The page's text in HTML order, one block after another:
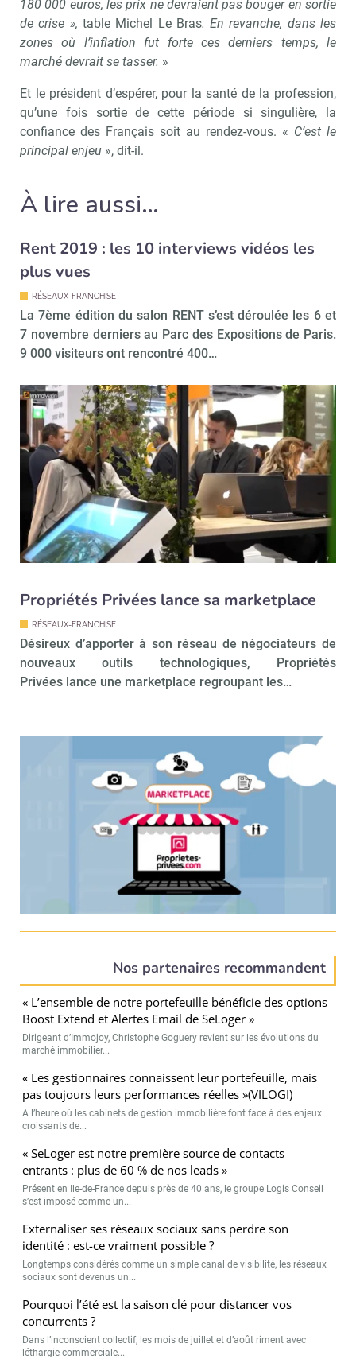
180 000 euros, les prix ne devraient pas bouger en sortie
de crise », table Michel Le Bras. En revanche, dans les
zones où l’inflation fut forte ces derniers temps, le
marché devrait se tasser. »
Et le président d’espérer, pour la santé de la profession,
qu’une fois sortie de cette période si singulière, la
confiance des Français soit au rendez-vous. « C’est le
principal enjeu », dit-il.
À lire aussi…
Rent 2019 : les 10 interviews vidéos les
plus vues
RÉSEAUX-FRANCHISE
La 7ème édition du salon RENT s’est déroulée les 6 et
7 novembre derniers au Parc des Expositions de Paris.
9 000 visiteurs ont rencontré 400…
Propriétés Privées lance sa marketplace
RÉSEAUX-FRANCHISE
Désireux d’apporter à son réseau de négociateurs de
nouveaux outils technologiques, Propriétés
Privées lance une marketplace regroupant les…
Nos partenaires recommandent
« L’ensemble de notre portefeuille bénéficie des options
Boost Extend et Alertes Email de SeLoger »
Dirigeant d’Immojoy, Christophe Goguery revient sur les évolutions du
marché immobilier...
« Les gestionnaires connaissent leur portefeuille, mais
pas toujours leurs performances réelles »(VILOGI)
A l’heure où les cabinets de gestion immobilière font face à des enjeux
croissants de...
« SeLoger est notre première source de contacts
entrants : plus de 60 % de nos leads »
Présent en Ile-de-France depuis près de 40 ans, le groupe Logis Conseil
s’est imposé comme un...
Externaliser ses réseaux sociaux sans perdre son
identité : est-ce vraiment possible ?
Longtemps considérés comme un simple canal de visibilité, les réseaux
sociaux sont devenus un...
Pourquoi l’été est la saison clé pour distancer vos
concurrents ?
Dans l’inconscient collectif, les mois de juillet et d’août riment avec
léthargie commerciale...
Recevoir Immo Matin
Valider
Non merci, je reçois déjà
!